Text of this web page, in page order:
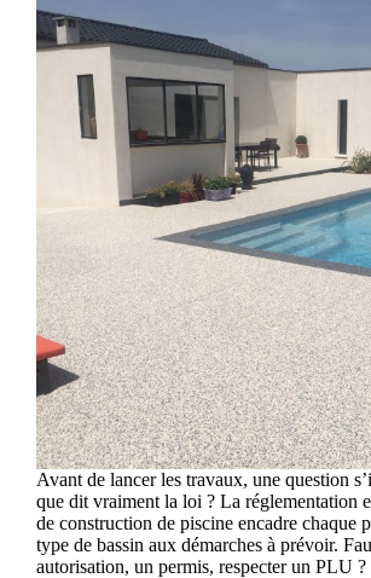
Avant de lancer les travaux, une question
que dit vraiment la loi ? La réglementation
de construction de piscine encadre chaque
type de bassin aux démarches à prévoir.
autorisation, un permis, respecter un PLU